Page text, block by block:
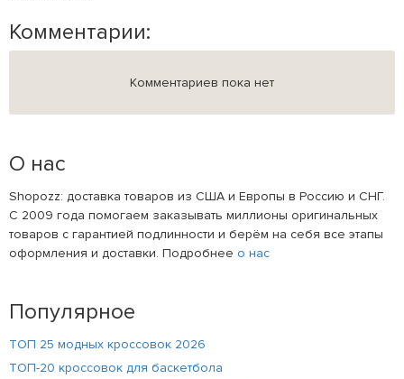
Комментарии:
Комментариев пока нет
О нас
Shopozz: доставка товаров из США и Европы в Россию и СНГ.
С 2009 года помогаем заказывать миллионы оригинальных
товаров с гарантией подлинности и берём на себя все этапы
оформления и доставки. Подробнее о нас
Популярное
ТОП 25 модных кроссовок 2026
ТОП-20 кроссовок для баскетбола